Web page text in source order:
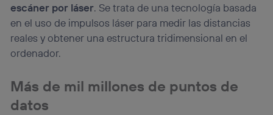
escáner por láser. Se trata de una tecnología basada
en el uso de impulsos láser para medir las distancias
reales y obtener una estructura tridimensional en el
ordenador.
Más de mil millones de puntos de
datos